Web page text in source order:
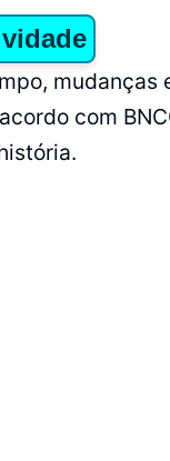
mudanças
com